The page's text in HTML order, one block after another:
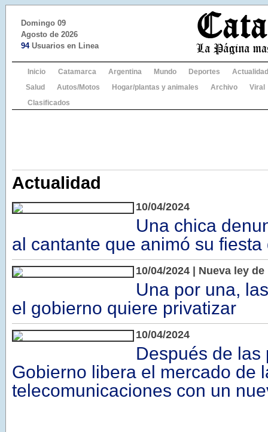
Domingo 09
Agosto de 2026
94Usuarios en Linea
Inicio Catamarca Argentina Mundo Deportes
Actualidad
Salud
Autos/Motos Hogar/plantas y animales Archivo
Viral
Clasificados
Actualidad
10/04/2024
Una chica
al cantante que animó su fiesta
10/04/2024 | Nueva ley de
Una por una,
el gobierno quiere privatizar
10/04/2024
Después de las
Gobierno libera el mercado de
telecomunicaciones con un